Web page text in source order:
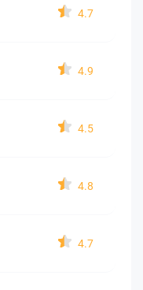
4.7
4.9
4.5
4.8
4.7